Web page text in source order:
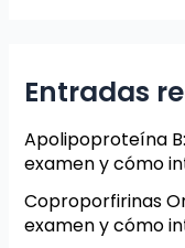
Entradas
Apolipoproteína
examen y cómo
Coproporfirinas
examen y cómo